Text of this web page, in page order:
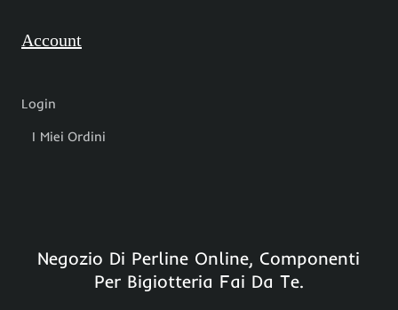
Account
Login
I Miei Ordini
Negozio Di Perline Online, Componenti
Per Bigiotteria Fai Da Te.